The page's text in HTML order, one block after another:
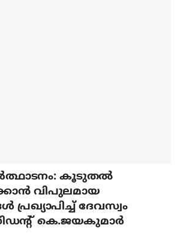
കൂടുതല്‍
വിപുലമായ
ദേവസ്വം
കെ.ജയകുമാര്‍